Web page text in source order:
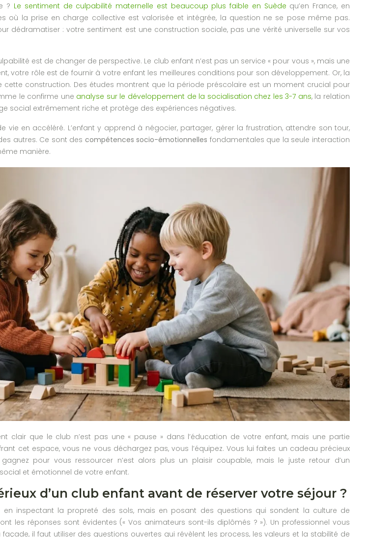
? Le sentiment de culpabilité maternelle est beaucoup plus faible en Suède qu’en France, en
où la prise en charge collective est valorisée et intégrée, la question ne se pose même pas.
dédramatiser : votre sentiment est une construction sociale, pas une vérité universelle sur vos
est de changer de perspective. Le club enfant n’est pas un service « pour vous », mais une
votre rôle est de fournir à votre enfant les meilleures conditions pour son développement. Or, la
cette construction. Des études montrent que la période préscolaire est un moment crucial pour
le confirme une analyse sur le développement de la socialisation chez les 3-7 ans, la relation
social extrêmement riche et protège des expériences négatives.
vie en accéléré. L’enfant y apprend à négocier, partager, gérer la frustration, attendre son tour,
autres. Ce sont des compétences socio-émotionnelles fondamentales que la seule interaction
manière.
clair que le club n’est pas une « pause » dans l’éducation de votre enfant, mais une partie
cet espace, vous ne vous déchargez pas, vous l’équipez. Vous lui faites un cadeau précieux
pour vous ressourcer n’est alors plus un plaisir coupable, mais le juste retour d’un
et émotionnel de votre enfant.
d’un club enfant avant de réserver votre séjour ?
en inspectant la propreté des sols, mais en posant des questions qui sondent la culture de
les réponses sont évidentes (« Vos animateurs sont-ils diplômés ? »). Un professionnel vous
il faut utiliser des questions ouvertes qui révèlent les process, les valeurs et la stabilité de